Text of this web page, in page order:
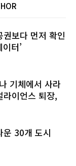
보다 먼저 확인
터’
기체에서 사라
이언스 퇴장,
운 30개 도시